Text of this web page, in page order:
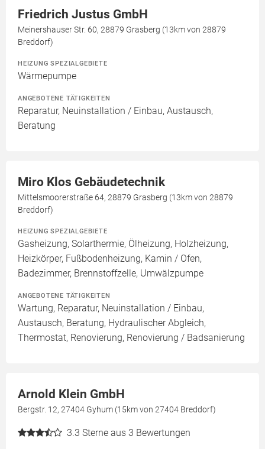
Friedrich Justus GmbH
Meinershauser Str. 60, 28879 Grasberg (13km von 28879
Breddorf)
HEIZUNG SPEZIALGEBIETE
Wärmepumpe
ANGEBOTENE TÄTIGKEITEN
Reparatur, Neuinstallation / Einbau, Austausch,
Beratung
Miro Klos Gebäudetechnik
Mittelsmoorerstraße 64, 28879 Grasberg (13km von 28879
Breddorf)
HEIZUNG SPEZIALGEBIETE
Gasheizung, Solarthermie, Ölheizung, Holzheizung,
Heizkörper, Fußbodenheizung, Kamin / Ofen,
Badezimmer, Brennstoffzelle, Umwälzpumpe
ANGEBOTENE TÄTIGKEITEN
Wartung, Reparatur, Neuinstallation / Einbau,
Austausch, Beratung, Hydraulischer Abgleich,
Thermostat, Renovierung, Renovierung / Badsanierung
Arnold Klein GmbH
Bergstr. 12, 27404 Gyhum (15km von 27404 Breddorf)
3.3 Sterne aus 3 Bewertungen